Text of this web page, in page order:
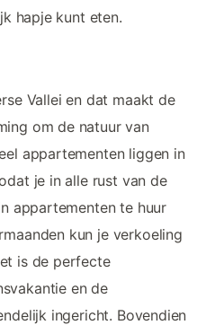
hapje kunt eten.
Vallei en dat maakt de
om de natuur van
appartementen liggen in
je in alle rust van de
appartementen te huur
kun je verkoeling
is de perfecte
en de
ingericht. Bovendien